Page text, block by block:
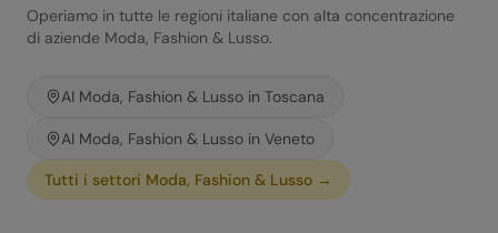
Operiamo in tutte le regioni italiane con alta concentrazione
di aziende Moda, Fashion & Lusso.
AI Moda, Fashion & Lusso in Toscana
AI Moda, Fashion & Lusso in Veneto
Tutti i settori Moda, Fashion & Lusso →